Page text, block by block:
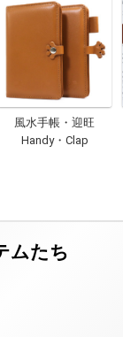
風水手帳・迎旺
Handy・Clap